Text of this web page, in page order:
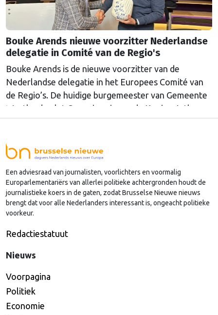
Bouke Arends nieuwe voorzitter Nederlandse
delegatie in Comité van de Regio's
Bouke Arends is de nieuwe voorzitter van de
Nederlandse delegatie in het Europees Comité van
de Regio’s. De huidige burgemeester van Gemeente
Westland volgt Commissaris van de Koning Arthur
Nederlandse regio’s behoorlijk succesvol in hun
lobby in Brussel, en dat komt vooral omdat …
Continued
Een adviesraad van journalisten, voorlichters en voormalig
Europarlementariërs van allerlei politieke achtergronden houdt de
journalistieke koers in de gaten, zodat Brusselse Nieuwe nieuws
brengt dat voor alle Nederlanders interessant is, ongeacht politieke
voorkeur.
Redactiestatuut
Nieuws
Voorpagina
Politiek
Economie